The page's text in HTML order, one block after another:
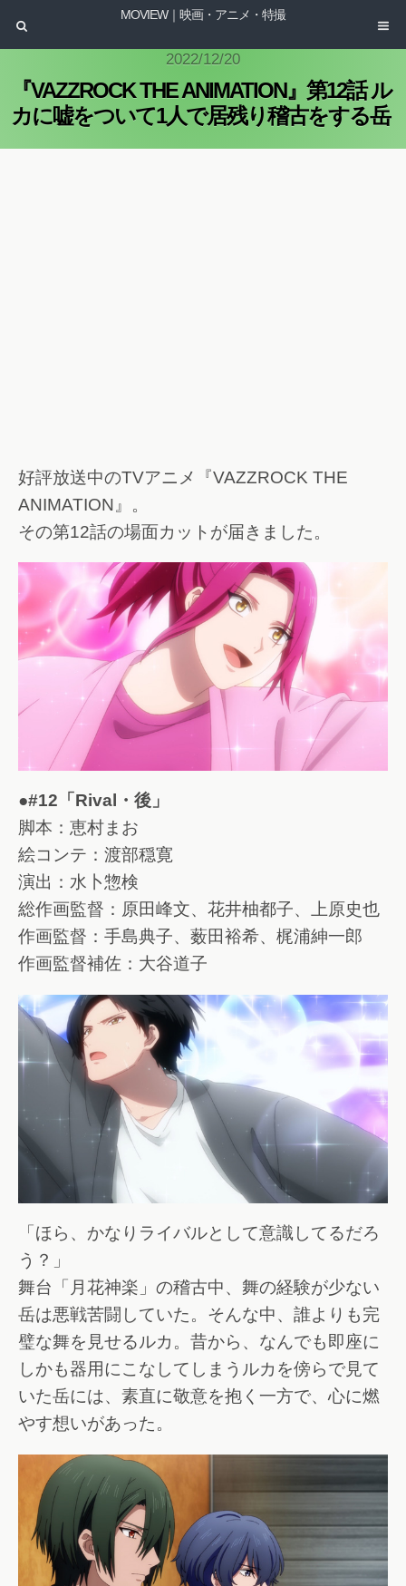
MOVIEW｜映画・アニメ・特撮
2022/12/20
『VAZZROCK THE ANIMATION』第12話 ル
カに嘘をついて1人で居残り稽古をする岳
好評放送中のTVアニメ『VAZZROCK THE
ANIMATION』。
その第12話の場面カットが届きました。
●#12「Rival・後」
脚本：恵村まお
絵コンテ：渡部穏寛
演出：水卜惣検
総作画監督：原田峰文、花井柚都子、上原史也
作画監督：手島典子、薮田裕希、梶浦紳一郎
作画監督補佐：大谷道子
「ほら、かなりライバルとして意識してるだろ
う？」
舞台「月花神楽」の稽古中、舞の経験が少ない
岳は悪戦苦闘していた。そんな中、誰よりも完
璧な舞を見せるルカ。昔から、なんでも即座に
しかも器用にこなしてしまうルカを傍らで見て
いた岳には、素直に敬意を抱く一方で、心に燃
やす想いがあった。